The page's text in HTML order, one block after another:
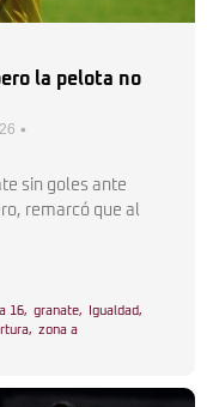
la pelota no
•
sin goles ante
remarcó que al
16, granate, Igualdad,
, zona a